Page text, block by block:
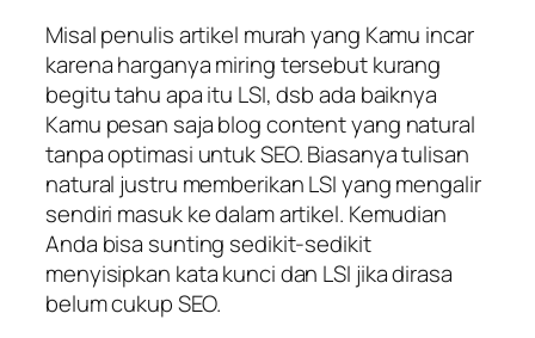
Misal penulis artikel murah yang Kamu incar
karena harganya miring tersebut kurang
begitu tahu apa itu LSI, dsb ada baiknya
Kamu pesan saja blog content yang natural
tanpa optimasi untuk SEO. Biasanya tulisan
natural justru memberikan LSI yang mengalir
sendiri masuk ke dalam artikel. Kemudian
Anda bisa sunting sedikit-sedikit
menyisipkan kata kunci dan LSI jika dirasa
belum cukup SEO.